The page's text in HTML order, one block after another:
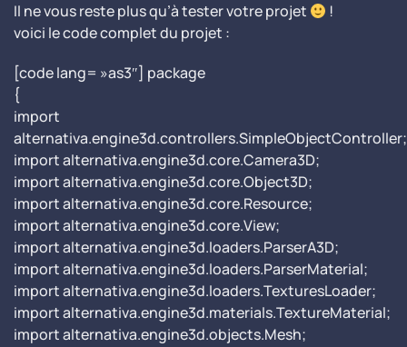
Il ne vous reste plus qu’à tester votre projet
!
voici le code complet du projet :
[code lang= »as3″] package
{
import
alternativa.engine3d.controllers.SimpleObjectController;
import alternativa.engine3d.core.Camera3D;
import alternativa.engine3d.core.Object3D;
import alternativa.engine3d.core.Resource;
import alternativa.engine3d.core.View;
import alternativa.engine3d.loaders.ParserA3D;
import alternativa.engine3d.loaders.ParserMaterial;
import alternativa.engine3d.loaders.TexturesLoader;
import alternativa.engine3d.materials.TextureMaterial;
import alternativa.engine3d.objects.Mesh;